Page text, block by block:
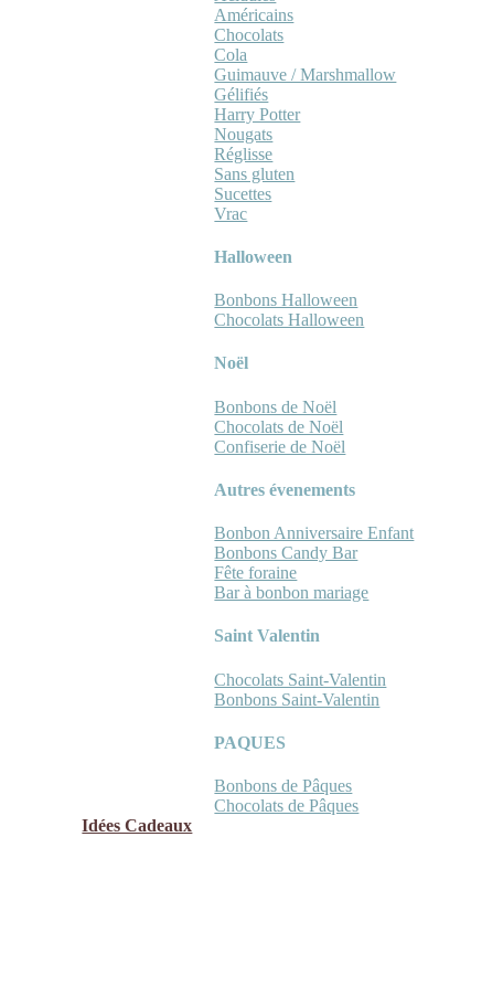
Américains
Chocolats
Cola
Guimauve / Marshmallow
Gélifiés
Harry Potter
Nougats
Réglisse
Sans gluten
Sucettes
Vrac
Halloween
Bonbons Halloween
Chocolats Halloween
Noël
Bonbons de Noël
Chocolats de Noël
Confiserie de Noël
Autres évenements
Bonbon Anniversaire Enfant
Bonbons Candy Bar
Fête foraine
Bar à bonbon mariage
Saint Valentin
Chocolats Saint-Valentin
Bonbons Saint-Valentin
PAQUES
Bonbons de Pâques
Chocolats de Pâques
Idées Cadeaux